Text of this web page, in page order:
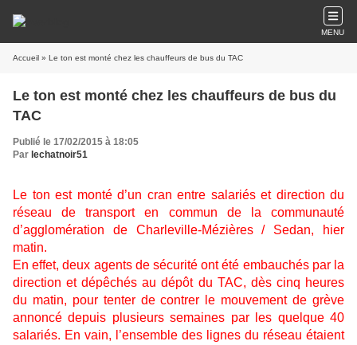
MENU
Accueil » Le ton est monté chez les chauffeurs de bus du TAC
Le ton est monté chez les chauffeurs de bus du
TAC
Publié le 17/02/2015 à 18:05
Par lechatnoir51
Le ton est monté d’un cran entre salariés et direction du
réseau de transport en commun de la communauté
d’agglomération de Charleville-Mézières / Sedan, hier
matin.
En effet, deux agents de sécurité ont été embauchés par la
direction et dépêchés au dépôt du TAC, dès cinq heures
du matin, pour tenter de contrer le mouvement de grève
annoncé depuis plusieurs semaines par les quelque 40
salariés. En vain, l’ensemble des lignes du réseau étaient